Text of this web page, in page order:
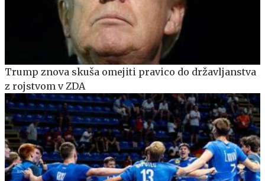
Trump znova skuša omejiti pravico do državljanstva
z rojstvom v ZDA